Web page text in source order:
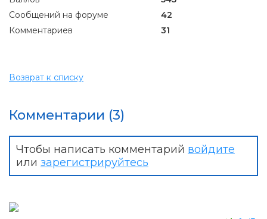
Сообщений на форуме
42
Комментариев
31
Возврат к списку
Комментарии (3)
Чтобы написать комментарий войдите
или зарегистрируйтесь